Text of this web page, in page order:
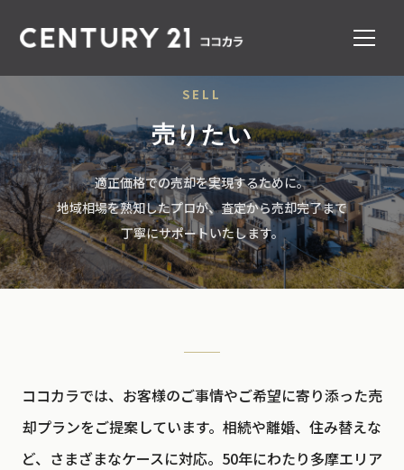
SELL
売りたい
適正価格での売却を実現するために。
地域相場を熟知したプロが、査定から売却完了まで
丁寧にサポートいたします。
ココカラでは、お客様のご事情やご希望に寄り添った売
却プランをご提案しています。相続や離婚、住み替えな
ど、さまざまなケースに対応。50年にわたり多摩エリア